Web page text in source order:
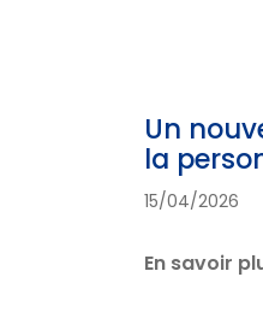
Un
la
15/04/2026
En savoir